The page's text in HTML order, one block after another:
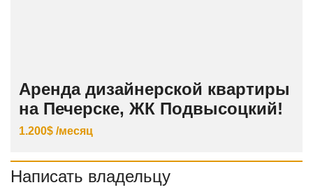
Аренда дизайнерской квартиры
на Печерске, ЖК Подвысоцкий!
1.200$ /месяц
Написать владельцу